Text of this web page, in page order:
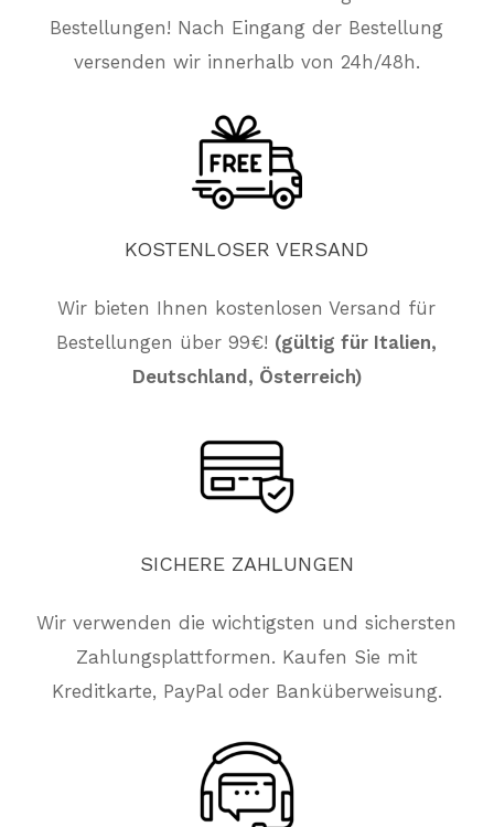
Es befinden sich keine Produkte im
Warenkorb.
Züruck Zum Shop
Bestellungen! Nach Eingang der Bestellung
versenden wir innerhalb von 24h/48h.
KOSTENLOSER VERSAND
Wir bieten Ihnen kostenlosen Versand für
Bestellungen über 99€! (gültig für Italien,
Deutschland, Österreich)
SICHERE ZAHLUNGEN
Wir verwenden die wichtigsten und sichersten
Zahlungsplattformen. Kaufen Sie mit
Kreditkarte, PayPal oder Banküberweisung.